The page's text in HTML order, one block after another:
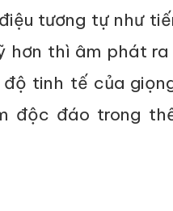
tương tự như
hơn thì âm phát
tinh tế của
độc đáo trong